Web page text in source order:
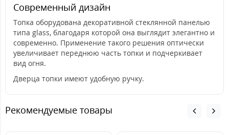
Современный дизайн
Топка оборудована декоративной стеклянной панелью
типа glass, благодаря которой она выглядит элегантно и
современно. Применение такого решения оптически
увеличивает переднюю часть топки и подчеркивает
вид огня.
Дверца топки имеют удобную ручку.
Рекомендуемые товары